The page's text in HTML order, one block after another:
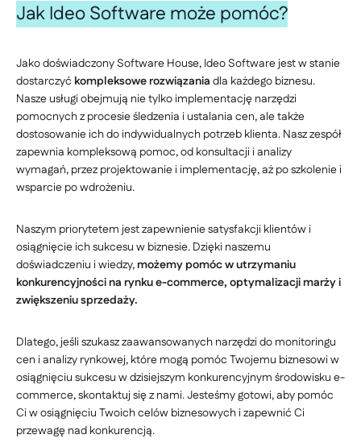
Jak Ideo Software może pomóc?
Jako doświadczony Software House, Ideo Software jest w stanie
dostarczyć kompleksowe rozwiązania dla każdego biznesu.
Nasze usługi obejmują nie tylko implementację narzędzi
pomocnych z procesie śledzenia i ustalania cen, ale także
dostosowanie ich do indywidualnych potrzeb klienta. Nasz zespół
zapewnia kompleksową pomoc, od konsultacji i analizy
wymagań, przez projektowanie i implementację, aż po szkolenie i
wsparcie po wdrożeniu.
Naszym priorytetem jest zapewnienie satysfakcji klientów i
osiągnięcie ich sukcesu w biznesie. Dzięki naszemu
doświadczeniu i wiedzy,możemy pomóc w utrzymaniu
konkurencyjności na rynku e-commerce, optymalizacji marży i
zwiększeniu sprzedaży.
Dlatego, jeśli szukasz zaawansowanych narzędzi do monitoringu
cen i analizy rynkowej, które mogą pomóc Twojemu biznesowi w
osiągnięciu sukcesu w dzisiejszym konkurencyjnym środowisku e-
commerce, skontaktuj się z nami. Jesteśmy gotowi, aby pomóc
Ci w osiągnięciu Twoich celów biznesowych i zapewnić Ci
przewagę nad konkurencją.